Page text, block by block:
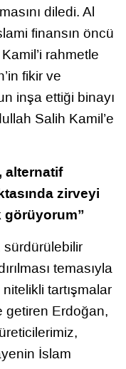
diledi. Al
finansın öncü
rahmetle
fikir ve
inşa ettiği binayı
Salih Kamil’e
alternatif
zirveyi
görüyorum”
temasıyla
tartışmalar
getiren Erdoğan,
İslam